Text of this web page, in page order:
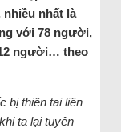
nhiều nhất là
với 78 người,
người… theo
bị thiên tai liên
ta lại tuyên